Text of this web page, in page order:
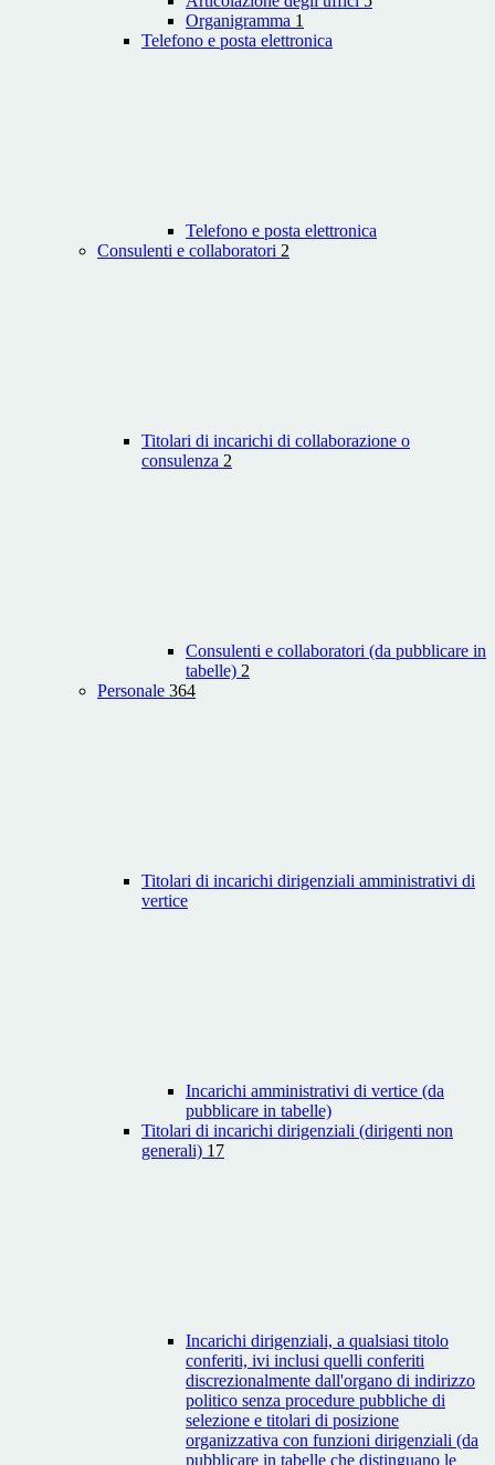
Organigramma 1
Telefono e posta elettronica
Telefono e posta elettronica
Consulenti e collaboratori 2
Titolari di incarichi di collaborazione o
consulenza 2
Consulenti e collaboratori (da pubblicare in
tabelle) 2
Personale 364
Titolari di incarichi dirigenziali amministrativi di
vertice
Incarichi amministrativi di vertice (da
pubblicare in tabelle)
Titolari di incarichi dirigenziali (dirigenti non
generali) 17
Incarichi dirigenziali, a qualsiasi titolo
conferiti, ivi inclusi quelli conferiti
discrezionalmente dall'organo di indirizzo
politico senza procedure pubbliche di
selezione e titolari di posizione
organizzativa con funzioni dirigenziali (da
pubblicare in tabelle che distinguano le